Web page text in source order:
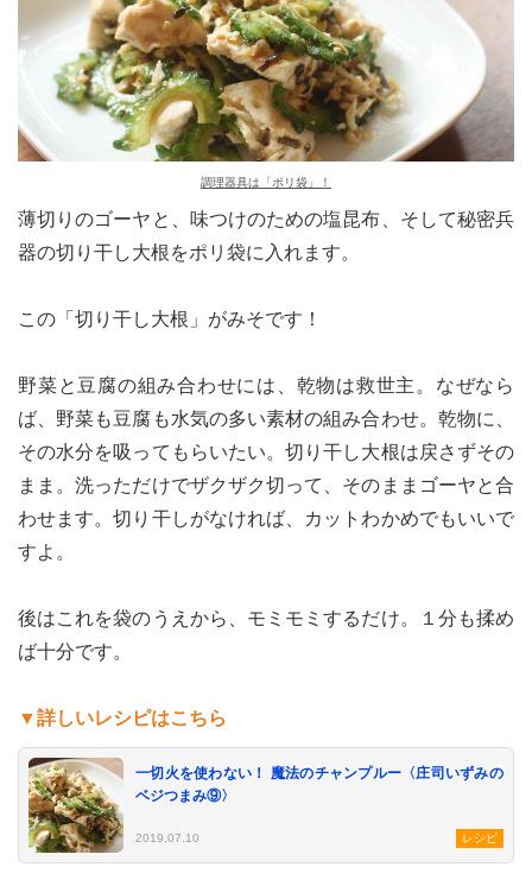
調理器具は「ポリ袋」！
薄切りのゴーヤと、味つけのための塩昆布、そして秘密兵
器の切り干し大根をポリ袋に入れます。
この「切り干し大根」がみそです！
野菜と豆腐の組み合わせには、乾物は救世主。なぜなら
ば、野菜も豆腐も水気の多い素材の組み合わせ。乾物に、
その水分を吸ってもらいたい。切り干し大根は戻さずその
まま。洗っただけでザクザク切って、そのままゴーヤと合
わせます。切り干しがなければ、カットわかめでもいいで
すよ。
後はこれを袋のうえから、モミモミするだけ。１分も揉め
ば十分です。
▼詳しいレシピはこちら
一切火を使わない！ 魔法のチャンプルー〈庄司いずみの
ベジつまみ⑨〉
2019.07.10 レシピ